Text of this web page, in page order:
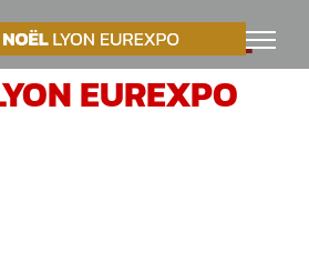
DE NOËL
EUREXPO